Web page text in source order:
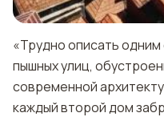
«Трудно описать
пышных улиц,
современной
каждый второй дом